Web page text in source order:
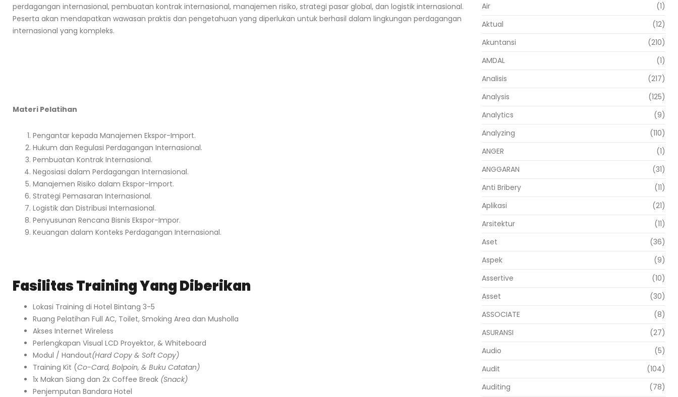
perdagangan internasional, pembuatan kontrak internasional, manajemen risiko, strategi pasar global, dan logistik internasional.
Peserta akan mendapatkan wawasan praktis dan pengetahuan yang diperlukan untuk berhasil dalam lingkungan perdagangan
internasional yang kompleks.
Materi Pelatihan
Pengantar kepada Manajemen Ekspor-Import.
Hukum dan Regulasi Perdagangan Internasional.
Pembuatan Kontrak Internasional.
Negosiasi dalam Perdagangan Internasional.
Manajemen Risiko dalam Ekspor-Import.
Strategi Pemasaran Internasional.
Logistik dan Distribusi Internasional.
Penyusunan Rencana Bisnis Ekspor-Impor.
Keuangan dalam Konteks Perdagangan Internasional.
Fasilitas Training Yang Diberikan
Lokasi Training di Hotel Bintang 3-5
Ruang Pelatihan Full AC, Toilet, Smoking Area dan Musholla
Akses Internet Wireless
Perlengkapan Visual LCD Proyektor, & Whiteboard
Modul / Handout(Hard Copy & Soft Copy)
Training Kit (Co-Card, Bolpoin, & Buku Catatan)
1x Makan Siang dan 2x Coffee Break (Snack)
Penjemputan Bandara Hotel
Air
(1)
Aktual
(12)
Akuntansi
(210)
AMDAL
(1)
Analisis
(217)
Analysis
(125)
Analytics
(9)
Analyzing
(110)
ANGER
(1)
ANGGARAN
(31)
Anti Bribery
(11)
Aplikasi
(21)
Arsitektur
(11)
Aset
(36)
Aspek
(9)
Assertive
(10)
Asset
(30)
ASSOCIATE
(8)
ASURANSI
(27)
Audio
(5)
Audit
(104)
Auditing
(78)